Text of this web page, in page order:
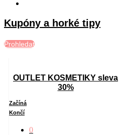
Kupóny a horké tipy
Prohledat
OUTLET KOSMETIKY sleva
30%
Začíná
Končí
0